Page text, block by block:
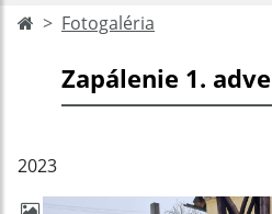
Fotogaléria
Zapálenie 1.
2023